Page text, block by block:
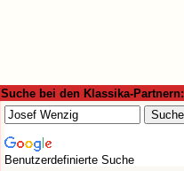
Suche bei den Klassika-Partnern:
Benutzerdefinierte Suche